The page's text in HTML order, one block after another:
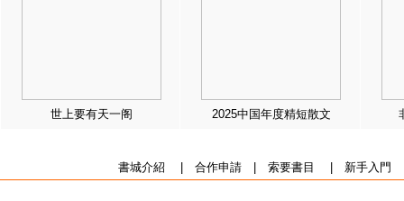
世上要有天一阁 2025中国年度精短散文
書城介紹 合作申請| 索要書目 新手入門